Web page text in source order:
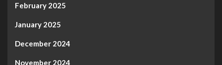
February 2025
January 2025
December 2024
November 2024